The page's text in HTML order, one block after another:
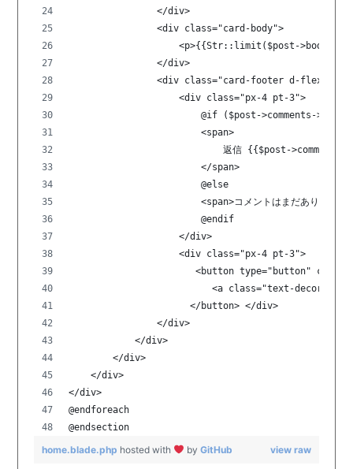
                </div>
                <div class="card-body">
<p>{{Str::limit($post-
                </div>
<div class="card-footer d-flex
                    <div class="px-4 pt-3">
@if ($post->comments-
                        <span>
返信 {{$post->comments-
                        </span>
                        @else
<span>コメントはまだありません
                        @endif
                    </div>
                    <div class="px-4 pt-3">
<button type="button"
<a class="text-
                      </button> </div>
                </div>
            </div>
        </div>
    </div>
</div>
@endforeach
@endsection
view raw
home.blade.php hosted with byGitHub